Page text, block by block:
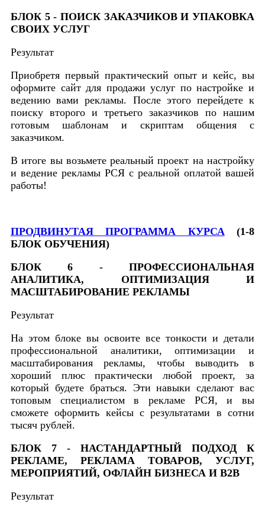
БЛОК 5 - ПОИСК ЗАКАЗЧИКОВ И УПАКОВКА
СВОИХ УСЛУГ
Результат
Приобретя первый практический опыт и кейс, вы
оформите сайт для продажи услуг по настройке и
ведению вами рекламы. После этого перейдете к
поиску второго и третьего заказчиков по нашим
готовым шаблонам и скриптам общения с
заказчиком.
В итоге вы возьмете реальный проект на настройку
и ведение рекламы РСЯ с реальной оплатой вашей
работы!
ПРОДВИНУТАЯ ПРОГРАММА КУРСА (1-8
БЛОК ОБУЧЕНИЯ)
БЛОК 6 - ПРОФЕССИОНАЛЬНАЯ
АНАЛИТИКА, ОПТИМИЗАЦИЯ И
МАСШТАБИРОВАНИЕ РЕКЛАМЫ
Результат
На этом блоке вы освоите все тонкости и детали
профессиональной аналитики, оптимизации и
масштабирования рекламы, чтобы выводить в
хороший плюс практически любой проект, за
который будете браться. Эти навыки сделают вас
топовым специалистом в рекламе РСЯ, и вы
сможете оформить кейсы с результатами в сотни
тысяч рублей.
БЛОК 7 - НАСТАНДАРТНЫЙ ПОДХОД К
РЕКЛАМЕ, РЕКЛАМА ТОВАРОВ, УСЛУГ,
МЕРОПРИЯТИЙ, ОФЛАЙН БИЗНЕСА И В2В
Результат